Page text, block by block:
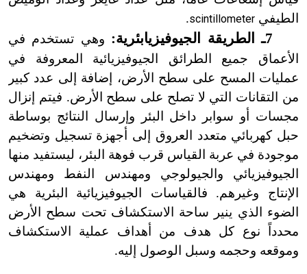
الطيفي scintillometer
.
7ـ الطريقة الجيوفيزيابئرية:
وهي تستخدم في
الأعماق جميع الطرائق الجيوفيزيائية المعروفة في
عمليات المسح على سطح الأرض، إضافة إلى عدد كبير
من التقانات التي لا تصلح على سطح الأرض. فيتم إنزال
مجسات أو سوابر داخل البئر وإرسال النتائج بوساطة
حبل كهربائي متعدد العروق إلى أجهزة تسجيل وتضخيم
موجودة في عربة القياس قرب فوهة البئر، ليستفيد منها
الجيوفيزيائي والجيولوجي ومهندس النفط ومهندس
الإنتاج وغيرهم. فالقياسات الجيوفيزيائية البئرية هي
الضوء الذي ينير ساحة الاستكشاف تحت سطح الأرض
محدداً نوع كل هدف من أهداف عملية الاستكشاف
وموقعه وحجمه وسبل الوصول إليه.